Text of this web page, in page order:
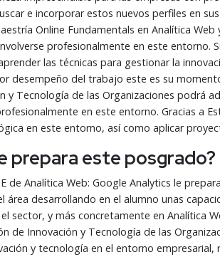
e incorporar estos nuevos perfiles en
Online Fundamentals en Analítica
profesionalmente en este entorno.
las técnicas para gestionar la
desempeño del trabajo este es su
y Tecnología de las Organizaciones podrá
en este entorno. Gracias a
en este entorno, así como aplicar
prepara este posgrado?
de Analítica Web: Google Analytics le
área desarrollando en el alumno unas
sector, y más concretamente en Analítica
de Innovación y Tecnología de las
y tecnología en el entorno